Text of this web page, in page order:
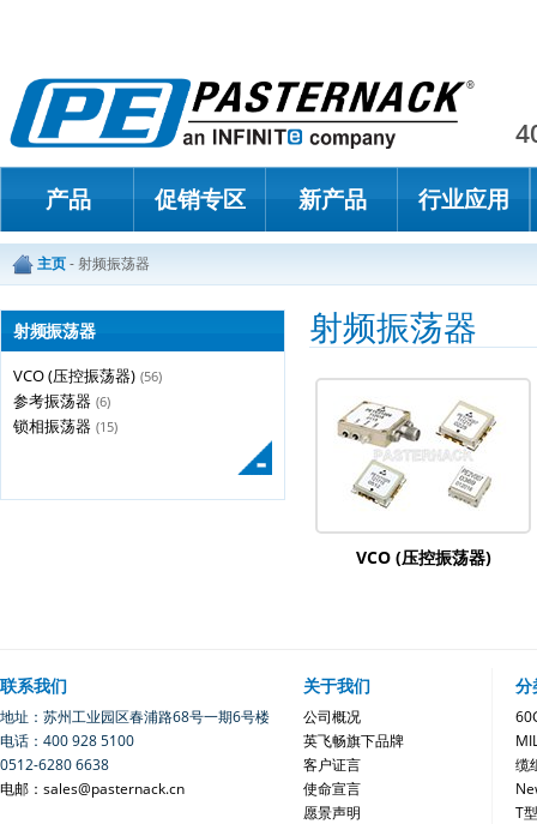
产品 促销专区 新产品 行业应用
主页- 射频振荡器
射频振荡器
VCO (压控振荡器) (56)
参考振荡器 (6)
锁相振荡器 (15)
射频振荡器
VCO (压控振荡器)
联系我们
地址：苏州工业园区春浦路68号一期6号楼
电话：400 928 5100
0512-6280 6638
电邮：sales@pasternack.cn
关于我们
公司概况
英飞畅旗下品牌
客户证言
使命宣言
愿景声明
分
缆
T